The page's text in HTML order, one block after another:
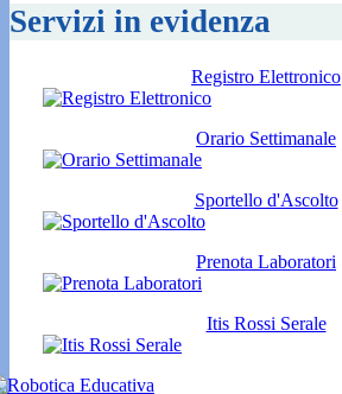
Servizi in evidenza
Registro Elettronico
Orario Settimanale
Sportello d'Ascolto
Prenota Laboratori
Itis Rossi Serale